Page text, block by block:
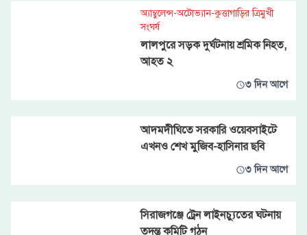
অ্যাম্বুলেন্স-অটোভ্যান-কুত্তাগাড়ির ত্রিমুখী
সংঘর্ষ
লালপুরে সড়ক দুর্ঘটনায় শ্রমিক নিহত,
আহত ২
৩ দিন আগে
আদমদীঘিতে সরকারি ওয়েবসাইটে
এখনও শেখ মুজিব-হাসিনার ছবি
৩ দিন আগে
সিরাজগঞ্জে ট্রেন লাইনচ্যুতের ঘটনায়
তদন্ত কমিটি গঠন